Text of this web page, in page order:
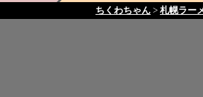
ちくわちゃん > 札幌ラー